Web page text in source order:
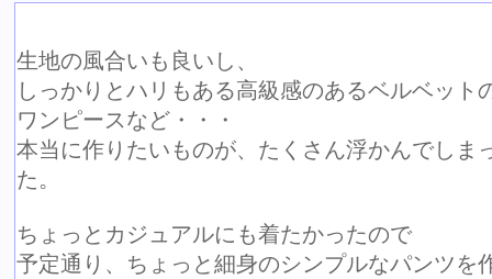
生地の風合いも良いし、
しっかりとハリもある高級感のあるベルベット
ワンピースなど・・・
本当に作りたいものが、たくさん浮かんでしま
た。
ちょっとカジュアルにも着たかったので
予定通り、ちょっと細身のシンプルなパンツを